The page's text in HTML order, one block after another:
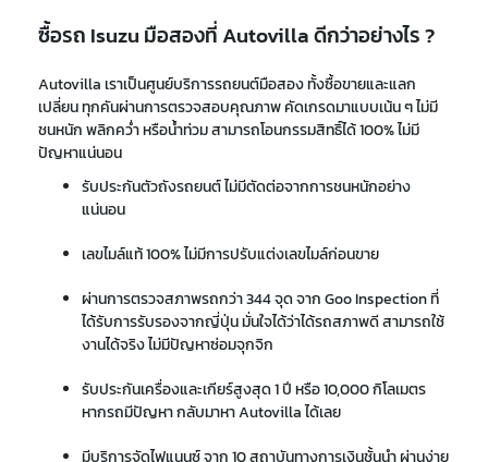
ซื้อรถ Isuzu มือสองที่ Autovilla ดีกว่าอย่างไร ?
Autovilla เราเป็นศูนย์บริการรถยนต์มือสอง ทั้งซื้อขายและแลก
เปลี่ยน ทุกคันผ่านการตรวจสอบคุณภาพ คัดเกรดมาแบบเน้น ๆ ไม่มี
ชนหนัก พลิกคว่ำ หรือน้ำท่วม สามารถโอนกรรมสิทธิ์ได้ 100% ไม่มี
ปัญหาแน่นอน
รับประกันตัวถังรถยนต์ ไม่มีตัดต่อจากการชนหนักอย่าง
แน่นอน
เลขไมล์แท้ 100% ไม่มีการปรับแต่งเลขไมล์ก่อนขาย
ผ่านการตรวจสภาพรถกว่า 344 จุด จาก Goo Inspection ที่
ได้รับการรับรองจากญี่ปุ่น มั่นใจได้ว่าได้รถสภาพดี สามารถใช้
งานได้จริง ไม่มีปัญหาซ่อมจุกจิก
รับประกันเครื่องและเกียร์สูงสุด 1 ปี หรือ 10,000 กิโลเมตร
หากรถมีปัญหา กลับมาหา Autovilla ได้เลย
มีบริการจัดไฟแนนซ์ จาก 10 สถาบันทางการเงินชั้นนำ ผ่านง่าย